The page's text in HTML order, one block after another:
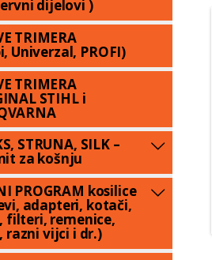
dijelovi )
TRIMERA
Univerzal, PROFI)
TRIMERA
STIHL i
STRUNA, SILK –
za košnju
PROGRAM kosilice
adapteri, kotači,
filteri, remenice,
razni vijci i dr.)